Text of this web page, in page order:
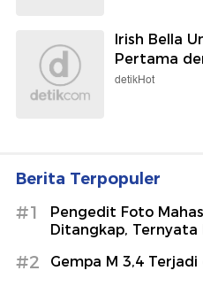
Irish Bella
Pertama
detikHot
Berita Terpopuler
#1
Pengedit Foto
Ditangkap, Ternyata
#2 Gempa M 3,4